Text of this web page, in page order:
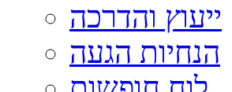
ייעוץ והדרכה
הנחיות הגעה